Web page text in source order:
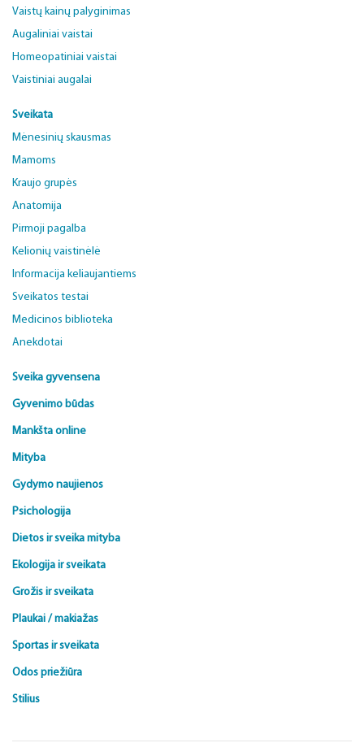
Vaistų kainų palyginimas
Augaliniai vaistai
Homeopatiniai vaistai
Vaistiniai augalai
Sveikata
Mėnesinių skausmas
Mamoms
Kraujo grupės
Anatomija
Pirmoji pagalba
Kelionių vaistinėlė
Informacija keliaujantiems
Sveikatos testai
Medicinos biblioteka
Anekdotai
Sveika gyvensena
Gyvenimo būdas
Mankšta online
Mityba
Gydymo naujienos
Psichologija
Dietos ir sveika mityba
Ekologija ir sveikata
Grožis ir sveikata
Plaukai / makiažas
Sportas ir sveikata
Odos priežiūra
Stilius